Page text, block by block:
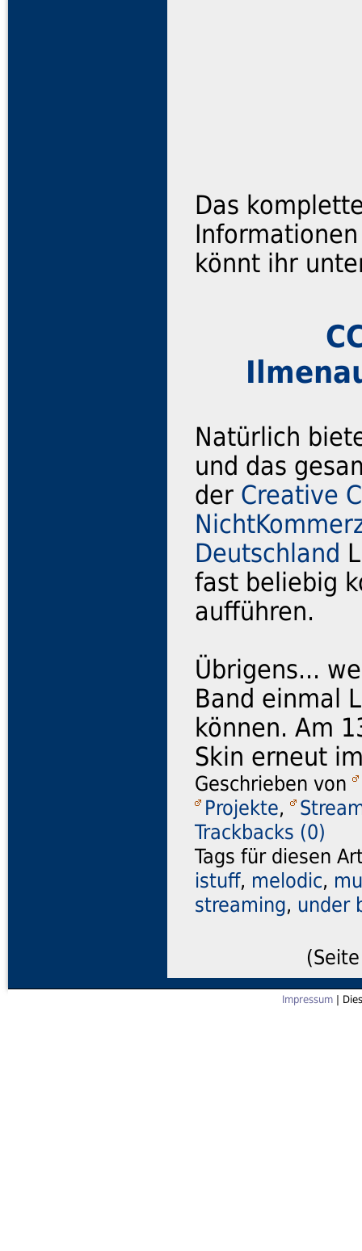
Das
könnt ihr
Natürlich
und das
der Creative
Deutschland
fast beliebig
aufführen.
Übrigens...
Band einmal
können. Am
Skin erneut
Geschrieben von
Projekte,
Trackbacks (0)
Tags für diesen
istuff, melodic,
streaming, under
Impressum |